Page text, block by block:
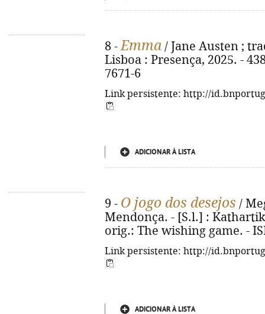
8 -Emma / Jane Austen ;
Lisboa : Presença, 2025. -
7671-6
Link persistente: http://
ADICIONAR À LISTA
9 - O jogo dos desejos /
Mendonça. - [S.l.] :
orig.: The wishing game. -
Link persistente: http://
ADICIONAR À LISTA